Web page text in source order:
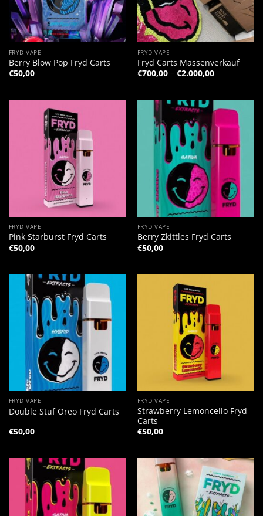
FRYD VAPE
Berry Blow Pop Fryd Carts
€50,00
FRYD VAPE
Fryd Carts Massenverkauf
€700,00 – €2.000,00
FRYD VAPE
Pink Starburst Fryd Carts
€50,00
FRYD VAPE
Berry Zkittles Fryd Carts
€50,00
FRYD VAPE
Double Stuf Oreo Fryd Carts
€50,00
FRYD VAPE
Strawberry Lemoncello Fryd
Carts
€50,00